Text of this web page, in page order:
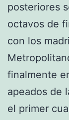
posteriores
octavos de
con los
finalmente
apeados de
el primer